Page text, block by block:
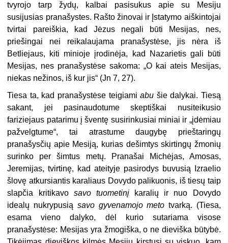
tvyrojo tarp žydų, kalbai pasisukus apie su Mesiju
susijusias pranašystes. Rašto žinovai ir Įstatymo aiškintojai
tvirtai pareiškia, kad Jėzus negali būti Mesijas, nes,
priešingai nei reikalaujama pranašystėse, jis nėra iš
Betliejaus, kiti minioje įrodinėja, kad Nazarietis gali būti
Mesijas, nes pranašystėse sakoma: „O kai ateis Mesijas,
niekas nežinos, iš kur jis“ (Jn 7, 27).
Tiesa ta, kad pranašystėse teigiamiabu šie dalykai. Tiesą
sakant, jei pasinaudotume skeptiškai nusiteikusio
fariziejaus patarimu į šventę susirinkusiai miniai ir „įdėmiau
pažvelgtume“, tai atrastume daugybę prieštaringų
pranašysčių apie Mesiją, kurias dešimtys skirtingų žmonių
surinko per šimtus metų. Pranašai Michėjas, Amosas,
Jeremijas, tvirtinę, kad ateityje pasirodys buvusią Izraelio
šlovę atkursiantis karaliaus Dovydo palikuonis, iš tiesų taip
slapčia kritikavo savo tuometinį
karalių ir nuo Dovydo
idealų nukrypusią savo gyvenamojo meto tvarką. (Tiesa,
esama vieno dalyko, dėl kurio sutariama visose
pranašystėse: Mesijas yra žmogiška, o ne dieviška būtybė.